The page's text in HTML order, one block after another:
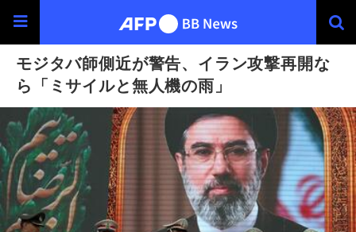
モジタバ師側近が警告、イラン攻撃再開な
ら「ミサイルと無人機の雨」